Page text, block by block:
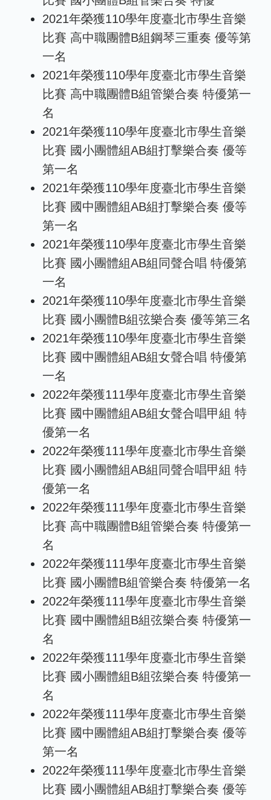
2021年榮獲110學年度臺北市學生音樂
比賽 高中職團體B組鋼琴三重奏 優等第
一名
2021年榮獲110學年度臺北市學生音樂
比賽 高中職團體B組管樂合奏 特優第一
名
2021年榮獲110學年度臺北市學生音樂
比賽 國小團體組AB組打擊樂合奏 優等
第一名
2021年榮獲110學年度臺北市學生音樂
比賽 國中團體組AB組打擊樂合奏 優等
第一名
2021年榮獲110學年度臺北市學生音樂
比賽 國小團體組AB組同聲合唱 特優第
一名
2021年榮獲110學年度臺北市學生音樂
比賽 國小團體B組弦樂合奏 優等第三名
2021年榮獲110學年度臺北市學生音樂
比賽 國中團體組AB組女聲合唱 特優第
一名
2022年榮獲111學年度臺北市學生音樂
比賽 國中團體組AB組女聲合唱甲組 特
優第一名
2022年榮獲111學年度臺北市學生音樂
比賽 國小團體組AB組同聲合唱甲組 特
優第一名
2022年榮獲111學年度臺北市學生音樂
比賽 高中職團體B組管樂合奏 特優第一
名
2022年榮獲111學年度臺北市學生音樂
比賽 國小團體B組管樂合奏 特優第一名
2022年榮獲111學年度臺北市學生音樂
比賽 國中團體組B組弦樂合奏 特優第一
名
2022年榮獲111學年度臺北市學生音樂
比賽 國小團體組B組弦樂合奏 特優第一
名
2022年榮獲111學年度臺北市學生音樂
比賽 國中團體組AB組打擊樂合奏 優等
第一名
2022年榮獲111學年度臺北市學生音樂
比賽 國小團體組AB組打擊樂合奏 優等